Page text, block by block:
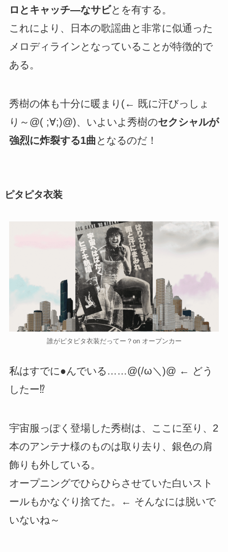
ロとキャッチ―なサビとを有する。
これにより、日本の歌謡曲と非常に似通った
メロディラインとなっていることが特徴的で
ある。
秀樹の体も十分に暖まり(← 既に汗びっしょ
り～@( ;∀;)@)、いよいよ秀樹のセクシャルが
強烈に炸裂する1曲 となるのだ！
ピタピタ衣装
誰がピタピタ衣装だってー？on オープンカー
私はすでに●んでいる……@(/ω＼)@ ← どう
したー⁉
宇宙服っぽく登場した秀樹は、ここに至り、2
本のアンテナ様のものは取り去り、銀色の肩
飾りも外している。
オープニングでひらひらさせていた白いスト
ールもかなぐり捨てた。← そんなには脱いで
いないね～